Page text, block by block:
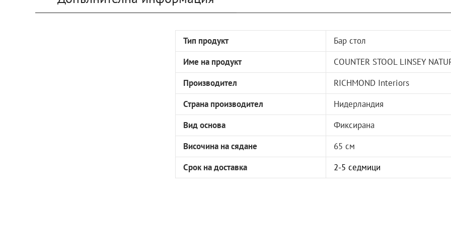
Тип продукт
Бар стол
Име на продукт
COUNTER STOOL LINSEY
Производител
RICHMOND Interiors
Страна производител
Нидерландия
Вид основа
Фиксирана
Височина на сядане
65 см
Срок на доставка
2-5 седмици